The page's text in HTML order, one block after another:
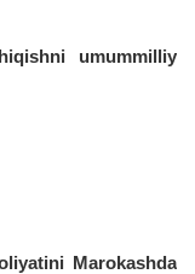
umummilliy
Marokashda